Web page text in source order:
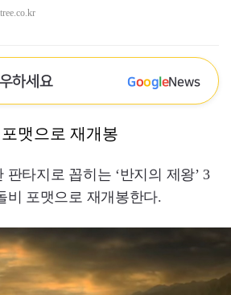
하세요 GoogleNews
맷으로 재개봉
판타지로 꼽히는 ‘반지의 제왕’ 3
비 포맷으로 재개봉한다.